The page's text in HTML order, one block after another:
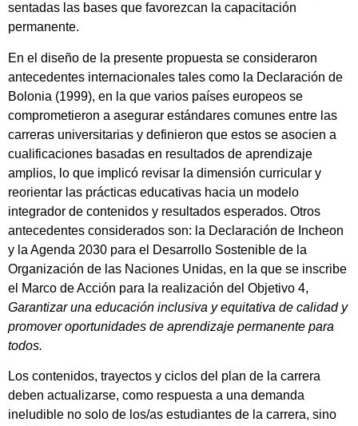
sentadas las bases que favorezcan la capacitación
permanente.
En el diseño de la presente propuesta se consideraron
antecedentes internacionales tales como la Declaración de
Bolonia (1999), en la que varios países europeos se
comprometieron a asegurar estándares comunes entre las
carreras universitarias y definieron que estos se asocien a
cualificaciones basadas en resultados de aprendizaje
amplios, lo que implicó revisar la dimensión curricular y
reorientar las prácticas educativas hacia un modelo
integrador de contenidos y resultados esperados. Otros
antecedentes considerados son: la Declaración de Incheon
y la Agenda 2030 para el Desarrollo Sostenible de la
Organización de las Naciones Unidas, en la que se inscribe
el Marco de Acción para la realización del Objetivo 4,
Garantizar una educación inclusiva y equitativa de calidad y
promover oportunidades de aprendizaje permanente para
todos.
Los contenidos, trayectos y ciclos del plan de la carrera
deben actualizarse, como respuesta a una demanda
ineludible no solo de los/as estudiantes de la carrera, sino